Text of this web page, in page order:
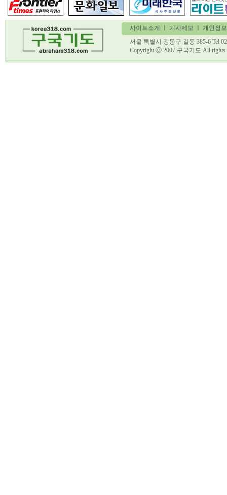
사이트소개 기사제보 ㅣ 개인정
서울 특별시 강동구 길동 385-6 Tel
Copyright ⓒ 2007 구국기도 All